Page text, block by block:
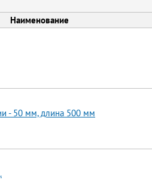
Наименование
- 50 мм, длина 500 мм